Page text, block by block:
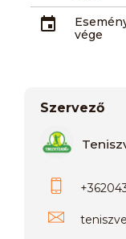
vége
Szervező